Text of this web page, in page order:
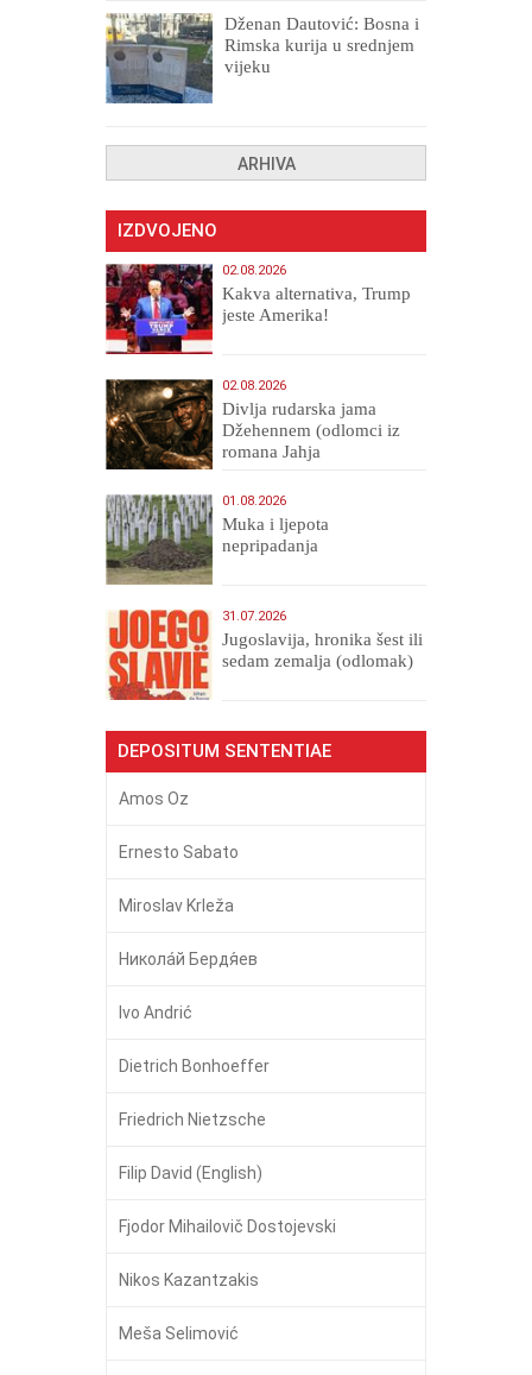
Dženan Dautović: Bosna i
Rimska kurija u srednjem
vijeku
ARHIVA
IZDVOJENO
02.08.2026
Kakva alternativa, Trump
jeste Amerika!
02.08.2026
Divlja rudarska jama
Džehennem (odlomci iz
romana Jahja
01.08.2026
Muka i ljepota
nepripadanja
31.07.2026
Jugoslavija, hronika šest ili
sedam zemalja (odlomak)
DEPOSITUM SENTENTIAE
Amos Oz
Ernesto Sabato
Miroslav Krleža
Никола́й Бердя́ев
Ivo Andrić
Dietrich Bonhoeffer
Friedrich Nietzsche
Filip David (English)
Fjodor Mihailovič Dostojevski
Nikos Kazantzakis
Meša Selimović